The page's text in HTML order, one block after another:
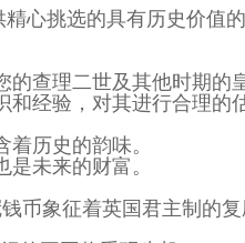
心挑选的具有历史价值
的查理二世及其他时期
经验，对其进行合理的估
历史的韵味。
未来的财富。
币象征着英国君主制的复